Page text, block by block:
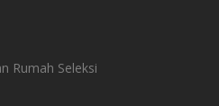
Rumah Seleksi